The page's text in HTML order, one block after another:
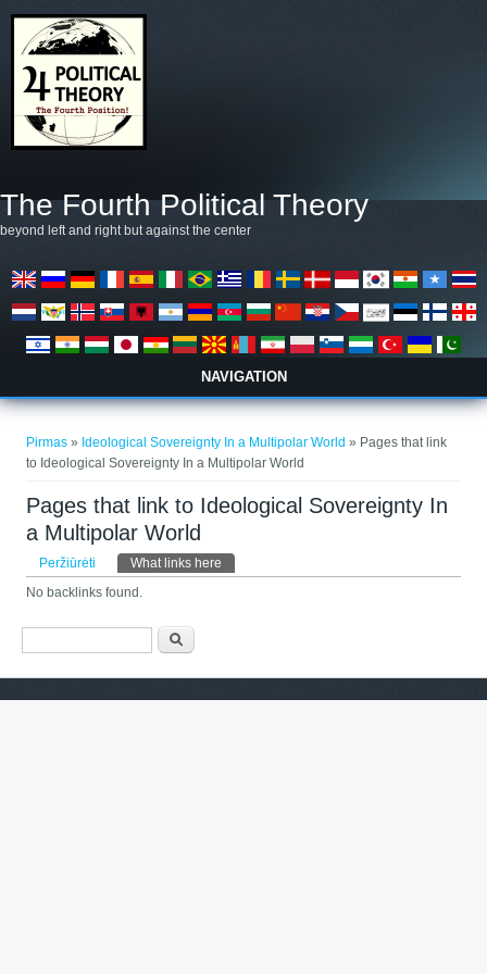
The Fourth Political Theory
beyond left and right but against the center
NAVIGATION
Pirmas » Ideological Sovereignty In a Multipolar World » Pages that link
to Ideological Sovereignty In a Multipolar World
Pages that link to Ideological Sovereignty In
a Multipolar World
Pirminės kortelės
Peržiūrėti What links here
No backlinks found.
Paieškos forma